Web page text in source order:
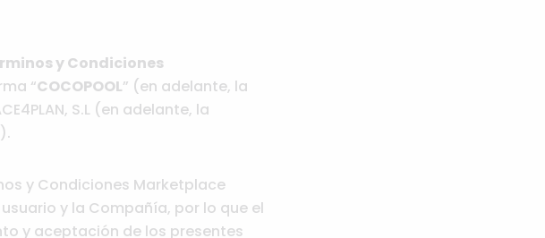
y Condiciones
“COCOPOOL” (en adelante, la
S.L (en adelante, la
y Condiciones Marketplace
y la Compañía, por lo que el
y aceptación de los presentes